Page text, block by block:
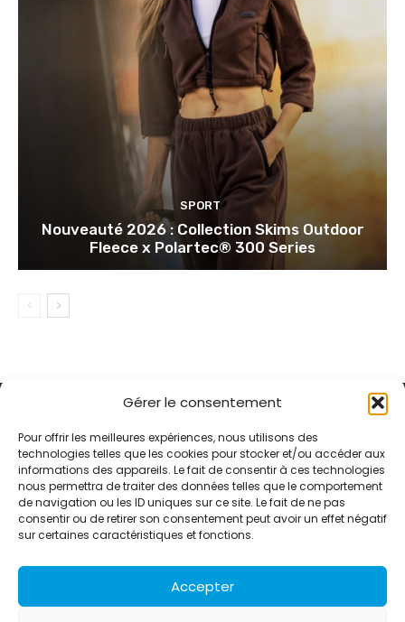
Gérer le consentement
Pour offrir les meilleures expériences, nous utilisons des
technologies telles que les cookies pour stocker et/ou accéder aux
informations des appareils. Le fait de consentir à ces technologies
nous permettra de traiter des données telles que le comportement
de navigation ou les ID uniques sur ce site. Le fait de ne pas
consentir ou de retirer son consentement peut avoir un effet négatif
sur certaines caractéristiques et fonctions.
Accepter
SPORT
Nouveauté 2026 : Collection Skims Outdoor
Fleece x Polartec® 300 Series
Alternative Média est une agence de relations presse et de
relations publiques basée à Grenoble. Depuis 1995, elle conçoit et
pilote des stratégies de visibilité en France et à l’international
grâce à un réseau d’agences partenaires.